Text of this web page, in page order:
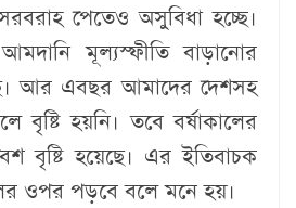
পেতেও অসুবিধা হচ্ছে।
মূল্যস্ফীতি বাড়ানোর
আর এবছর আমাদের দেশসহ
বৃষ্টি হয়নি। তবে বর্ষাকালের
বৃষ্টি হয়েছে। এর ইতিবাচক
ওপর পড়বে বলে মনে হয়।